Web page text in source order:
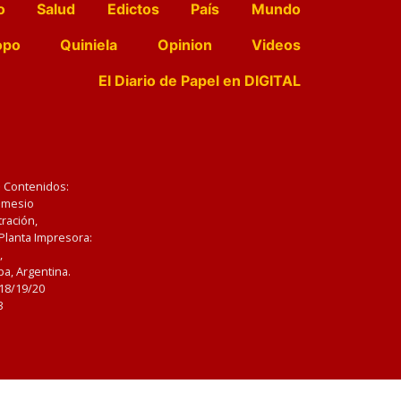
Salud Edictos País
Mundo
Quiniela Opinion
Videos
El Diario de Papel en DIGITAL
Impresora:
Argentina.
19/20